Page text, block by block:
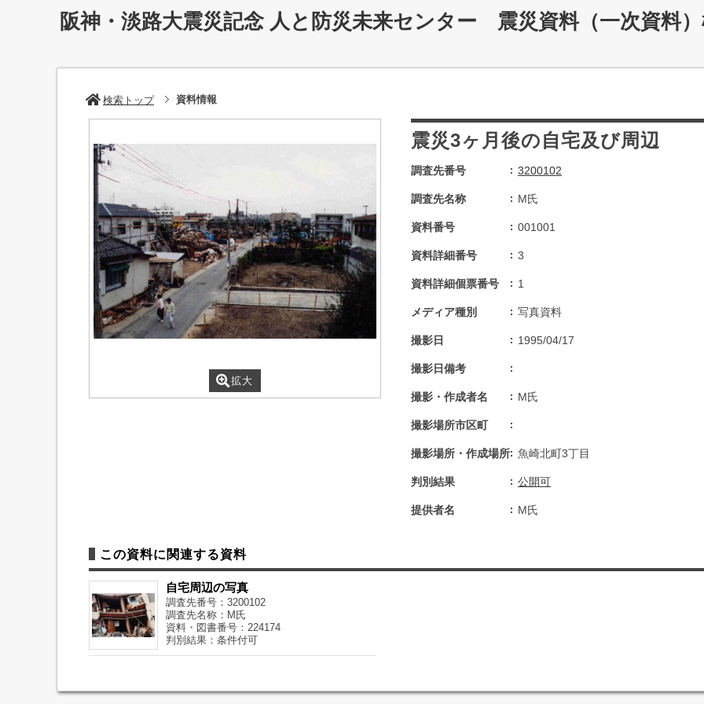
阪神・淡路大震災記念 人と防災未来センター 震災資料（一次資料
検索トップ 資料情報
拡大
震災3ヶ月後の自宅及び周辺
調査先番号 3200102
調査先名称 M氏
資料番号 001001
資料詳細番号 3
資料詳細個票番号 1
メディア種別 写真資料
撮影日 1995/04/17
撮影日備考
撮影・作成者名 M氏
撮影場所市区町
撮影場所・作成場所 魚崎北町3丁目
判別結果 公開可
提供者名 M氏
この資料に関連する資料
自宅周辺の写真
調査先番号：3200102
調査先名称：M氏
資料・図書番号：224174
判別結果：条件付可